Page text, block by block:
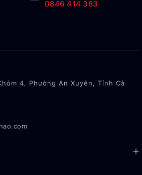
0846 414 383
4, Phường An Xuyên, Tỉnh Cà